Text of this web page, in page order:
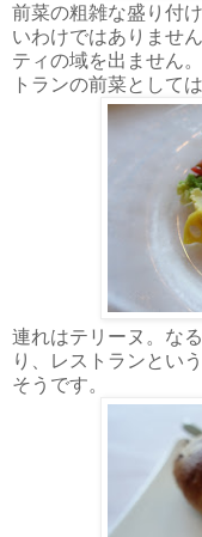
前菜の粗雑な盛り付
いわけではありませ
ティの域を出ません
トランの前菜として
連れはテリーヌ。な
り、レストランとい
そうです。